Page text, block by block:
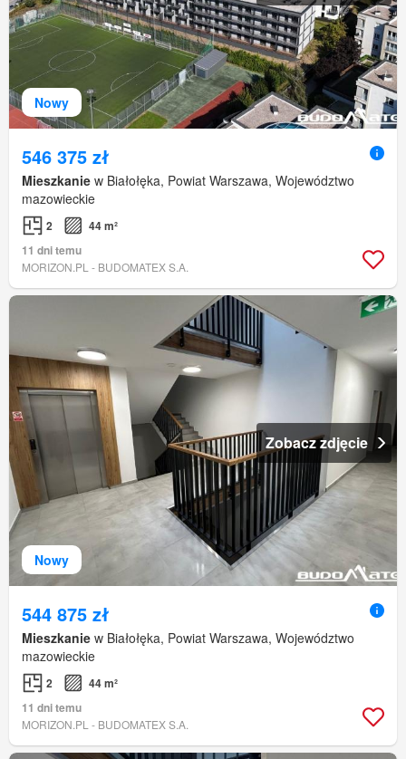
Nowy
546 375 zł
Mieszkanie w Białołęka, Powiat Warszawa, Województwo
mazowieckie
2
44 m²
11 dni temu
MORIZON.PL - BUDOMATEX S.A.
Nowy
Zobacz zdjęcie
544 875 zł
Mieszkanie w Białołęka, Powiat Warszawa, Województwo
mazowieckie
2
44 m²
11 dni temu
MORIZON.PL - BUDOMATEX S.A.